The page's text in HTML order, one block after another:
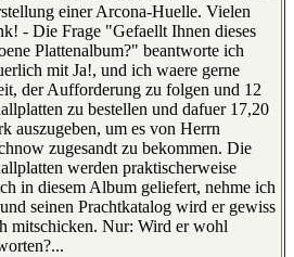
einer Arcona-Huelle. Vielen
- Die Frage "Gefaellt Ihnen dieses
Plattenalbum?" beantworte ich
mit Ja!, und ich waere gerne
der Aufforderung zu folgen und 12
zu bestellen und dafuer 17,20
auszugeben, um es von Herrn
zugesandt zu bekommen. Die
werden praktischerweise
in diesem Album geliefert, nehme ich
seinen Prachtkatalog wird er gewiss
mitschicken. Nur: Wird er wohl